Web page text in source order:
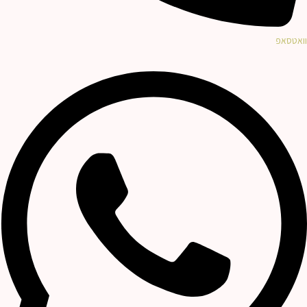
וואטסאפ